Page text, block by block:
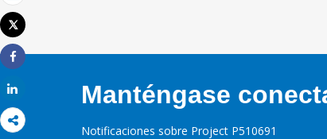
Correo electrónico
Imprimir
Tweet
Share
Manténgase
Notificaciones sobre Project P510691